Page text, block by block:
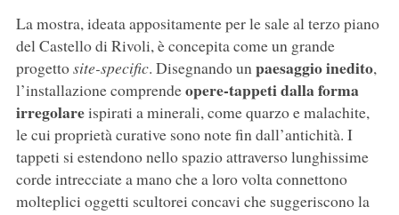
La mostra, ideata appositamente per le sale al terzo piano
del Castello di Rivoli, è concepita come un grande
progettosite-specific. Disegnando unpaesaggio inedito,
l’installazione comprendeopere-tappeti dalla forma
irregolareispirati a minerali, come quarzo e malachite,
le cui proprietà curative sono note fin dall’antichità. I
tappeti si estendono nello spazio attraverso lunghissime
corde intrecciate a mano che a loro volta connettono
molteplici oggetti scultorei concavi che suggeriscono la